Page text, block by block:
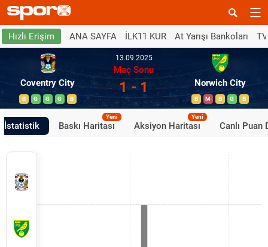
Hızlı Erişim ANA SAYFA İLK11 KUR At Yarışı Bankoları
Coventry City
B G G G B
13.09.2025
Maç Sonu
1 - 1 Norwich City
B M B G B
İstatistik Baskı Haritası
Yeni
Aksiyon Haritası
Yeni
Canlı Puan